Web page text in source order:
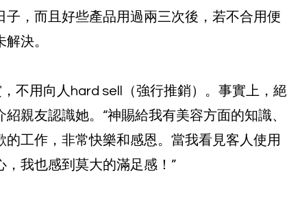
，而且好些產品用過兩三次後，若不合用便
決。
不用向人hard sell（強行推銷）。事實上，絕
親友認識她。“神賜給我有美容方面的知識、
工作，非常快樂和感恩。當我看見客人使用
我也感到莫大的滿足感！”